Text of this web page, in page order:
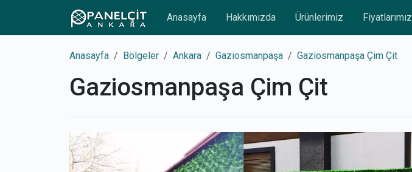
Anasayfa Hakkımızda Ürünlerimiz Fiyatlarımız
Anasayfa Bölgeler Ankara Gaziosmanpaşa Gaziosmanpaşa Çim Çit
Gaziosmanpaşa Çim Çit